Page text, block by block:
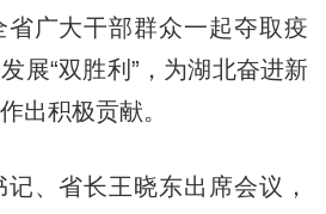
广大干部群众一起夺取疫
展“双胜利”，为湖北奋进新
出积极贡献。
省长王晓东出席会议，